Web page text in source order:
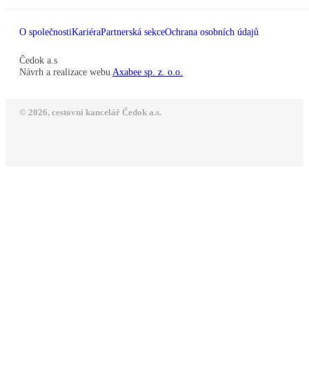
O společnostiKariéraPartnerská sekceOchrana osobních údajů
Čedok a.s
Návrh a realizace webu Axabee sp. z. o.o.
© 2026, cestovní kancelář Čedok a.s.